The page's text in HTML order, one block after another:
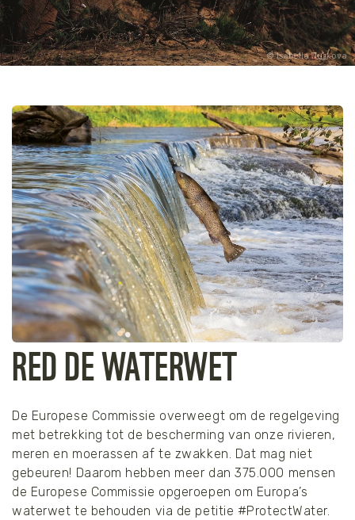
Isabella Juskova
RED DE WATERWET
De Europese Commissie overweegt om de regelgeving
met betrekking tot de bescherming van onze rivieren,
meren en moerassen af te zwakken. Dat mag niet
gebeuren! Daarom hebben meer dan 375.000 mensen
de Europese Commissie opgeroepen om Europa’s
waterwet te behouden via de petitie #ProtectWater.